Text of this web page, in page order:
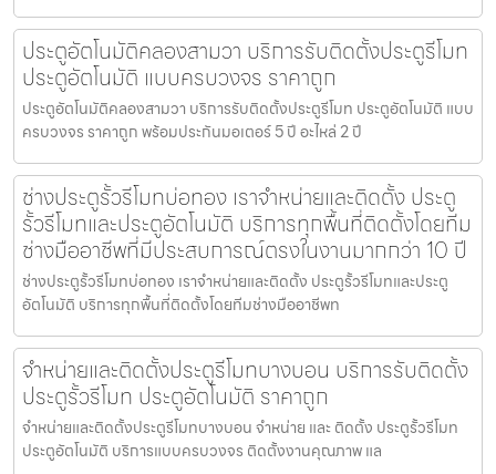
ประตูอัตโนมัติคลองสามวา บริการรับติดตั้งประตูรีโมท
ประตูอัตโนมัติ แบบครบวงจร ราคาถูก
ประตูอัตโนมัติคลองสามวา บริการรับติดตั้งประตูรีโมท ประตูอัตโนมัติ แบบ
ครบวงจร ราคาถูก พร้อมประกันมอเตอร์ 5 ปี อะไหล่ 2 ปี
ช่างประตูรั้วรีโมทบ่อทอง เราจำหน่ายและติดตั้ง ประตู
รั้วรีโมทและประตูอัตโนมัติ บริการทุกพื้นที่ติดตั้งโดยทีม
ช่างมืออาชีพที่มีประสบการณ์ตรงในงานมากกว่า 10 ปี
ช่างประตูรั้วรีโมทบ่อทอง เราจำหน่ายและติดตั้ง ประตูรั้วรีโมทและประตู
อัตโนมัติ บริการทุกพื้นที่ติดตั้งโดยทีมช่างมืออาชีพท
จำหน่ายและติดตั้งประตูรีโมทบางบอน บริการรับติดตั้ง
ประตูรั้วรีโมท ประตูอัตโนมัติ ราคาถูก
จำหน่ายและติดตั้งประตูรีโมทบางบอน จำหน่าย และ ติดตั้ง ประตูรั้วรีโมท
ประตูอัตโนมัติ บริการแบบครบวงจร ติดตั้งงานคุณภาพ แล